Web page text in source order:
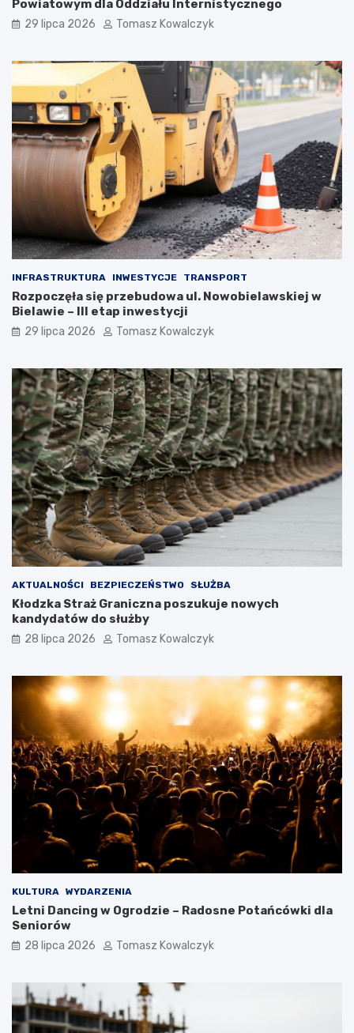
Powiatowym dla Oddziału Internistycznego
29 lipca 2026 Tomasz Kowalczyk
INFRASTRUKTURA INWESTYCJE TRANSPORT
Rozpoczęła się przebudowa ul. Nowobielawskiej w
Bielawie – III etap inwestycji
29 lipca 2026 Tomasz Kowalczyk
AKTUALNOŚCI BEZPIECZEŃSTWO SŁUŻBA
Kłodzka Straż Graniczna poszukuje nowych
kandydatów do służby
28 lipca 2026 Tomasz Kowalczyk
KULTURA WYDARZENIA
Letni Dancing w Ogrodzie – Radosne Potańcówki dla
Seniorów
28 lipca 2026 Tomasz Kowalczyk